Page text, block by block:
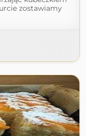
zostawiamy